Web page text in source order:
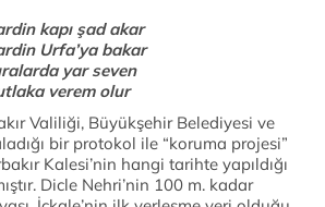
kapı şad akar
Urfa’ya bakar
yar seven
verem olur
Valiliği, Büyükşehir Belediyesi ve
bir protokol ile “koruma projesi”
Kalesi’nin hangi tarihte yapıldığı
Dicle Nehri’nin 100 m. kadar